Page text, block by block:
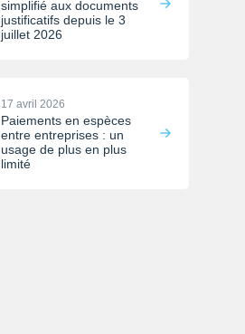
simplifié aux documents
justificatifs depuis le 3
juillet 2026
17 avril 2026
Paiements en espèces
entre entreprises : un
usage de plus en plus
limité